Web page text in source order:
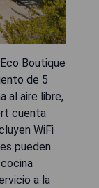
Boutique
de 5
al aire libre,
cuenta
WiFi
pueden
a la